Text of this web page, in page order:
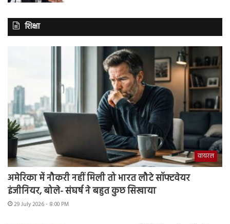
शिक्षा
वायरल
अमेरिका में नौकरी नहीं मिली तो भारत लौटे सॉफ्टवेयर
इंजीनियर, बोले- संघर्ष ने बहुत कुछ सिखाया
29 July 2026 - 8:00 PM